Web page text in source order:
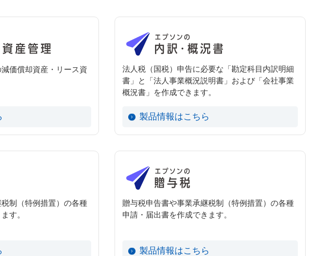
価償却資産・リース資
法人税（国税）申告に必要な「勘定科目内訳明細
書」と「法人事業概況説明書」および「会社事業
概況書」を作成できます。
製品情報はこちら
制（特例措置）の各種
す。
贈与税申告書や事業承継税制（特例措置）の各種
申請・届出書を作成できます。
製品情報はこちら